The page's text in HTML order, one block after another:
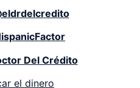
Del Crédito
el dinero